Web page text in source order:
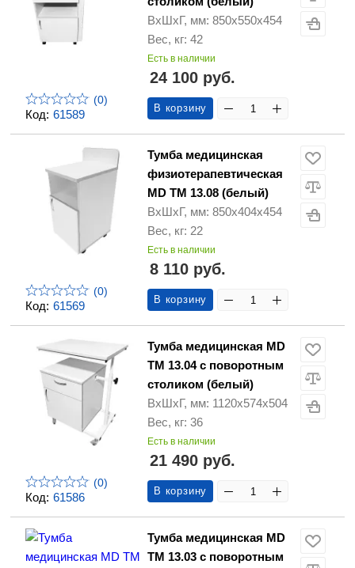
Код: 61589
(0)
ВхШхГ, мм: 850х550х454
Вес, кг: 42
Есть в наличии
24 100 руб.
В корзину
Код: 61569
(0)
Тумба медицинская
физиотерапевтическая
MD ТМ 13.08 (белый)
ВхШхГ, мм: 850х404х454
Вес, кг: 22
Есть в наличии
8 110 руб.
В корзину
Код: 61586
(0)
Тумба медицинская MD
ТМ 13.04 с поворотным
столиком (белый)
ВхШхГ, мм: 1120х574х504
Вес, кг: 36
Есть в наличии
21 490 руб.
В корзину
Тумба медицинская MD
ТМ 13.03 с поворотным